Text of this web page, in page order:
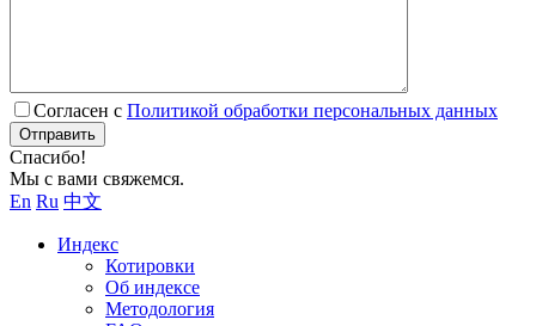
Согласен с Политикой обработки персональных данных
Отправить
Спасибо!
Мы с вами свяжемся.
En Ru 中文
Индекс
Котировки
Об индексе
Методология